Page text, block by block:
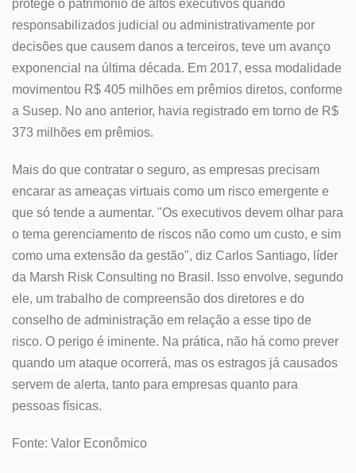
protege o patrimônio de altos executivos quando
responsabilizados judicial ou administrativamente por
decisões que causem danos a terceiros, teve um avanço
exponencial na última década. Em 2017, essa modalidade
movimentou R$ 405 milhões em prêmios diretos, conforme
a Susep. No ano anterior, havia registrado em torno de R$
373 milhões em prêmios.
Mais do que contratar o seguro, as empresas precisam
encarar as ameaças virtuais como um risco emergente e
que só tende a aumentar. "Os executivos devem olhar para
o tema gerenciamento de riscos não como um custo, e sim
como uma extensão da gestão", diz Carlos Santiago, líder
da Marsh Risk Consulting no Brasil. Isso envolve, segundo
ele, um trabalho de compreensão dos diretores e do
conselho de administração em relação a esse tipo de
risco. O perigo é iminente. Na prática, não há como prever
quando um ataque ocorrerá, mas os estragos já causados
servem de alerta, tanto para empresas quanto para
pessoas físicas.
Fonte: Valor Econômico